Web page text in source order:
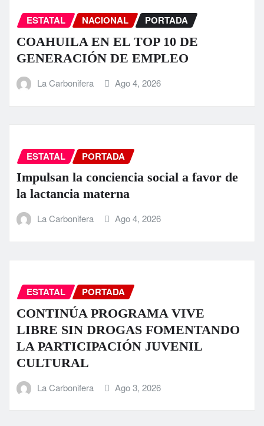
ESTATAL NACIONAL PORTADA
COAHUILA EN EL TOP 10 DE
GENERACIÓN DE EMPLEO
La Carbonifera Ago 4, 2026
ESTATAL PORTADA
Impulsan la conciencia social a favor de
la lactancia materna
La Carbonifera Ago 4, 2026
ESTATAL PORTADA
CONTINÚA PROGRAMA VIVE
LIBRE SIN DROGAS FOMENTANDO
LA PARTICIPACIÓN JUVENIL
CULTURAL
La Carbonifera Ago 3, 2026